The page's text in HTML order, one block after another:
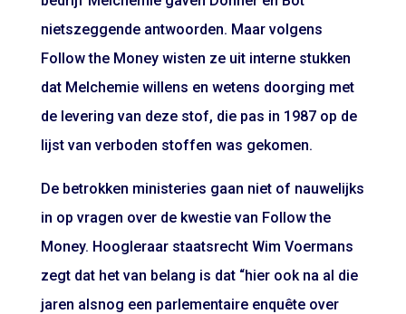
nietszeggende antwoorden. Maar volgens
Follow the Money wisten ze uit interne stukken
dat Melchemie willens en wetens doorging met
de levering van deze stof, die pas in 1987 op de
lijst van verboden stoffen was gekomen.
De betrokken ministeries gaan niet of nauwelijks
in op vragen over de kwestie van Follow the
Money. Hoogleraar staatsrecht Wim Voermans
zegt dat het van belang is dat “hier ook na al die
jaren alsnog een parlementaire enquête over